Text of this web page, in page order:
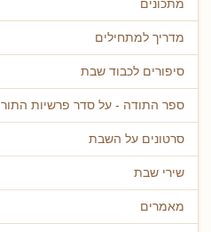
מתכונים
מדריך למתחילים
סיפורים לכבוד שבת
ספר התודה - על סדר פרשיות
סרטונים על השבת
שירי שבת
מאמרים